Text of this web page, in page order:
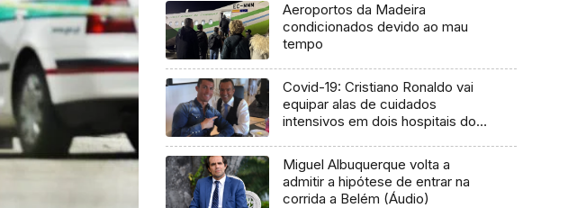
Aeroportos da Madeira
condicionados devido ao mau
tempo
Covid-19: Cristiano Ronaldo vai
equipar alas de cuidados
intensivos em dois hospitais do
Miguel Albuquerque volta a
admitir a hipótese de entrar na
corrida a Belém (Áudio)